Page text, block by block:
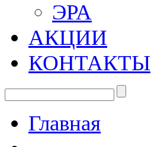
ЭРА
АКЦИИ
КОНТАКТЫ
Главная